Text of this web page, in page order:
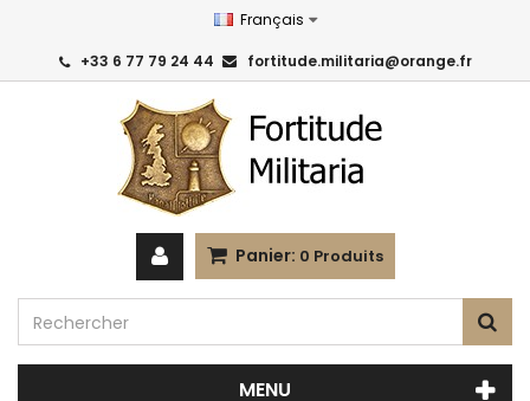
Français
+33 6 77 79 24 44 fortitude.militaria@orange.fr
Panier: 0 Produits
MENU